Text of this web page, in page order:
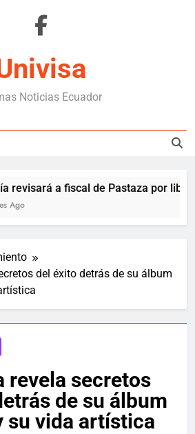
Noticias Ecuador
revisará a fiscal de Pastaza por
Ago
del éxito detrás de su álbum
revela secretos
de su álbum
su vida artística